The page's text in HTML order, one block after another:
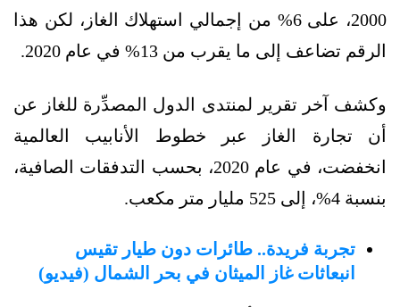
2000، على 6% من إجمالي استهلاك الغاز، لكن هذا
الرقم تضاعف إلى ما يقرب من 13% في عام 2020.
وكشف آخر تقرير لمنتدى الدول المصدِّرة للغاز عن
أن تجارة الغاز عبر خطوط الأنابيب العالمية
انخفضت، في عام 2020، بحسب التدفقات الصافية،
بنسبة 4%، إلى 525 مليار متر مكعب.
تجربة فريدة.. طائرات دون طيار تقيس
انبعاثات غاز الميثان في بحر الشمال (فيديو)